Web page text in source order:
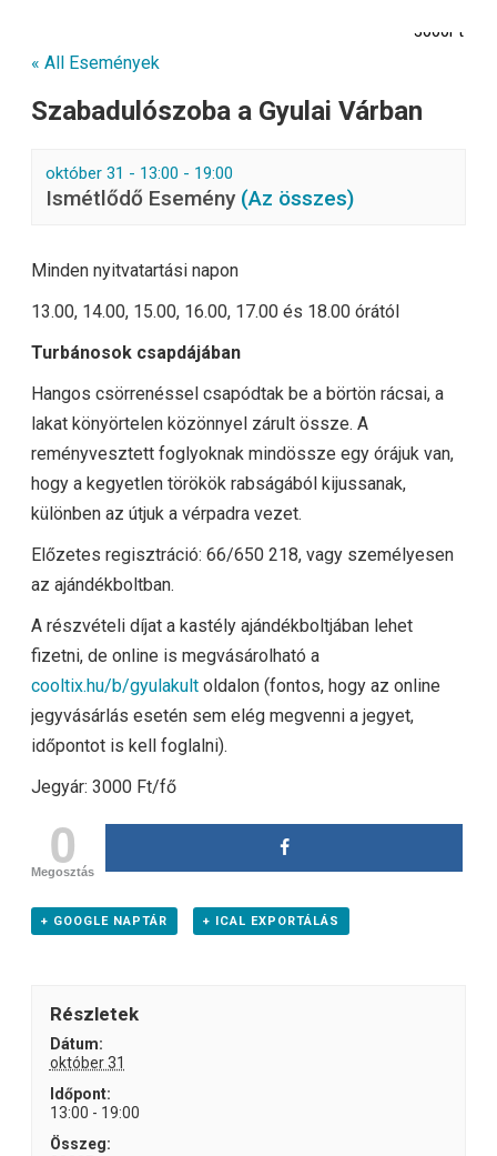
« All Események
Szabadulószoba a Gyulai Várban
október 31 - 13:00 - 19:00
Ismétlődő Esemény (Az összes)
3000Ft
Minden nyitvatartási napon
13.00, 14.00, 15.00, 16.00, 17.00 és 18.00 órától
Turbánosok csapdájában
Hangos csörrenéssel csapódtak be a börtön rácsai, a
lakat könyörtelen közönnyel zárult össze. A
reményvesztett foglyoknak mindössze egy órájuk van,
hogy a kegyetlen törökök rabságából kijussanak,
különben az útjuk a vérpadra vezet.
Előzetes regisztráció: 66/650 218, vagy személyesen
az ajándékboltban.
A részvételi díjat a kastély ajándékboltjában lehet
fizetni, de online is megvásárolható a
cooltix.hu/b/gyulakult oldalon (fontos, hogy az online
jegyvásárlás esetén sem elég megvenni a jegyet,
időpontot is kell foglalni).
Jegyár: 3000 Ft/fő
0
Megosztás
+ GOOGLE NAPTÁR + ICAL EXPORTÁLÁS
Részletek
Dátum:
október 31
Időpont:
13:00 - 19:00
Összeg: